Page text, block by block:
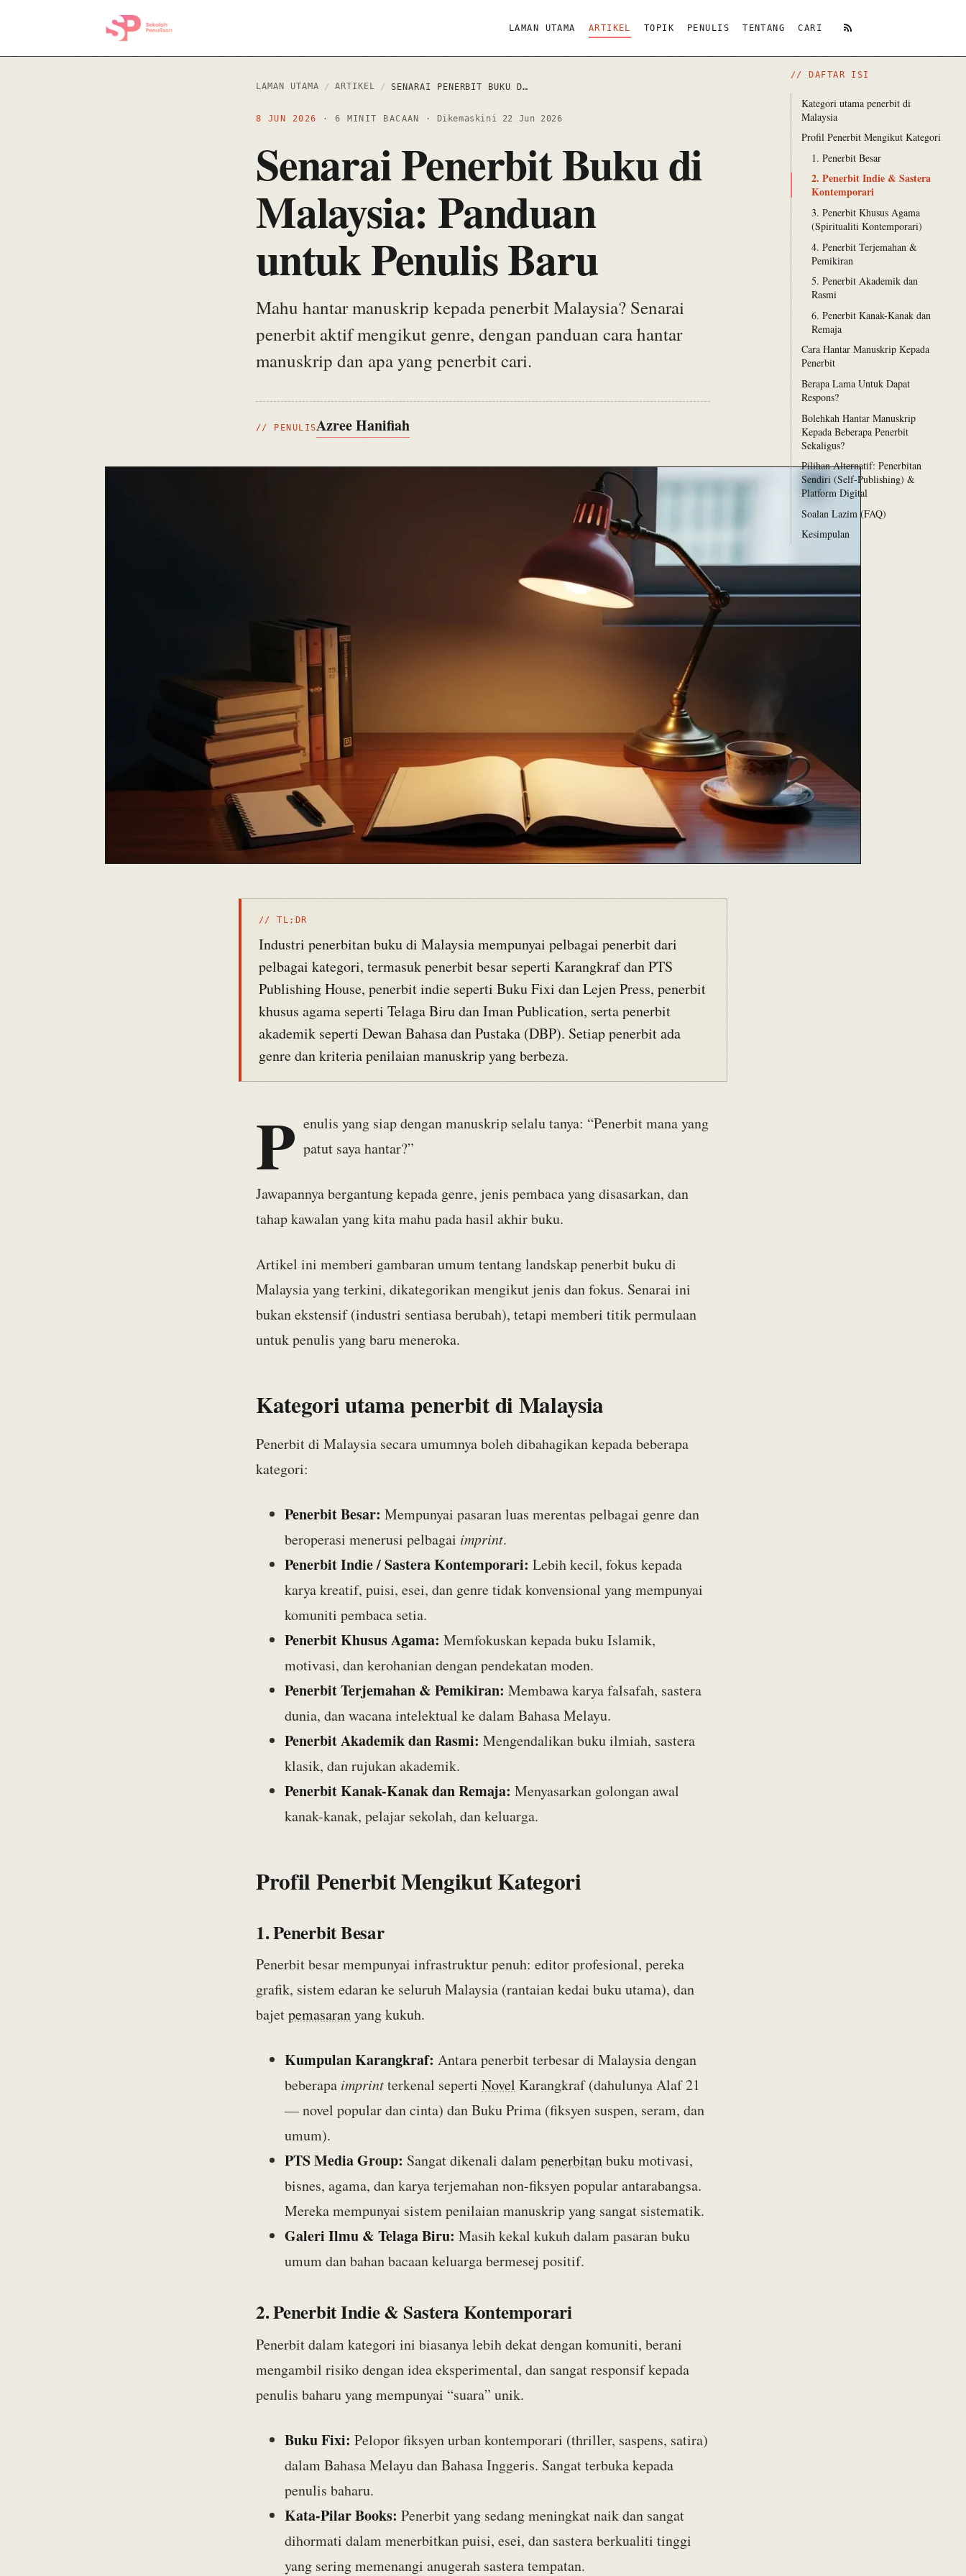
LAMAN UTAMA ARTIKEL TOPIK PENULIS TENTANG CARI
RSS
LAMAN UTAMA / ARTIKEL / SENARAI PENERBIT BUKU DI MALAYSIA: PANDUAN UNTUK PENULIS BARU
8 JUN 2026 · 6 MINIT BACAAN · Dikemaskini 22 Jun 2026
Senarai Penerbit Buku di
Malaysia: Panduan
untuk Penulis Baru
Mahu hantar manuskrip kepada penerbit Malaysia? Senarai
penerbit aktif mengikut genre, dengan panduan cara hantar
manuskrip dan apa yang penerbit cari.
// PENULISAzree Hanifiah
// TL;DR
Industri penerbitan buku di Malaysia mempunyai pelbagai penerbit dari
pelbagai kategori, termasuk penerbit besar seperti Karangkraf dan PTS
Publishing House, penerbit indie seperti Buku Fixi dan Lejen Press, penerbit
khusus agama seperti Telaga Biru dan Iman Publication, serta penerbit
akademik seperti Dewan Bahasa dan Pustaka (DBP). Setiap penerbit ada
genre dan kriteria penilaian manuskrip yang berbeza.
// DAFTAR ISI
Kategori utama penerbit di
Malaysia
Profil Penerbit Mengikut Kategori
1. Penerbit Besar
2. Penerbit Indie & Sastera
Kontemporari
3. Penerbit Khusus Agama
(Spiritualiti Kontemporari)
4. Penerbit Terjemahan &
Pemikiran
5. Penerbit Akademik dan
Rasmi
6. Penerbit Kanak-Kanak dan
Remaja
Cara Hantar Manuskrip Kepada
Penerbit
Berapa Lama Untuk Dapat
Respons?
Bolehkah Hantar Manuskrip
Kepada Beberapa Penerbit
Sekaligus?
Pilihan Alternatif: Penerbitan
Sendiri (Self-Publishing) &
Platform Digital
Soalan Lazim (FAQ)
Kesimpulan
P enulis yang siap dengan manuskrip selalu tanya: “Penerbit mana yang
patut saya hantar?”
Jawapannya bergantung kepada genre, jenis pembaca yang disasarkan, dan
tahap kawalan yang kita mahu pada hasil akhir buku.
Artikel ini memberi gambaran umum tentang landskap penerbit buku di
Malaysia yang terkini, dikategorikan mengikut jenis dan fokus. Senarai ini
bukan ekstensif (industri sentiasa berubah), tetapi memberi titik permulaan
untuk penulis yang baru meneroka.
Kategori utama penerbit di Malaysia
Penerbit di Malaysia secara umumnya boleh dibahagikan kepada beberapa
kategori:
Penerbit Besar: Mempunyai pasaran luas merentas pelbagai genre dan
beroperasi menerusi pelbagai imprint.
Penerbit Indie / Sastera Kontemporari: Lebih kecil, fokus kepada
karya kreatif, puisi, esei, dan genre tidak konvensional yang mempunyai
komuniti pembaca setia.
Penerbit Khusus Agama: Memfokuskan kepada buku Islamik,
motivasi, dan kerohanian dengan pendekatan moden.
Penerbit Terjemahan & Pemikiran: Membawa karya falsafah, sastera
dunia, dan wacana intelektual ke dalam Bahasa Melayu.
Penerbit Akademik dan Rasmi: Mengendalikan buku ilmiah, sastera
klasik, dan rujukan akademik.
Penerbit Kanak-Kanak dan Remaja: Menyasarkan golongan awal
kanak-kanak, pelajar sekolah, dan keluarga.
Profil Penerbit Mengikut Kategori
1. Penerbit Besar
Penerbit besar mempunyai infrastruktur penuh: editor profesional, pereka
grafik, sistem edaran ke seluruh Malaysia (rantaian kedai buku utama), dan
bajetpemasaranyang kukuh.
Kumpulan Karangkraf: Antara penerbit terbesar di Malaysia dengan
beberapa imprintterkenal seperti Novel Karangkraf (dahulunya Alaf 21
— novel popular dan cinta) dan Buku Prima (fiksyen suspen, seram, dan
umum).
PTS Media Group: Sangat dikenali dalampenerbitanbuku motivasi,
bisnes, agama, dan karya terjemahan non-fiksyen popular antarabangsa.
Mereka mempunyai sistem penilaian manuskrip yang sangat sistematik.
Galeri Ilmu & Telaga Biru: Masih kekal kukuh dalam pasaran buku
umum dan bahan bacaan keluarga bermesej positif.
2. Penerbit Indie & Sastera Kontemporari
Penerbit dalam kategori ini biasanya lebih dekat dengan komuniti, berani
mengambil risiko dengan idea eksperimental, dan sangat responsif kepada
penulis baharu yang mempunyai “suara” unik.
Buku Fixi: Pelopor fiksyen urban kontemporari (thriller, saspens, satira)
dalam Bahasa Melayu dan Bahasa Inggeris. Sangat terbuka kepada
penulis baharu.
Kata-Pilar Books: Penerbit yang sedang meningkat naik dan sangat
dihormati dalam menerbitkan puisi, esei, dan sastera berkualiti tinggi
yang sering memenangi anugerah sastera tempatan.